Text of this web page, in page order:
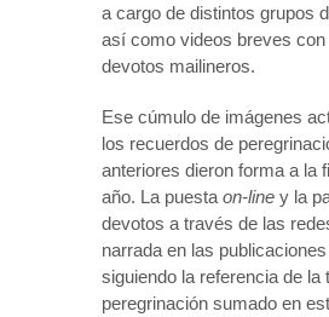
a cargo de distintos grupos
así como videos breves
devotos mailineros.
Ese cúmulo de imágenes
los recuerdos de
anteriores dieron forma a la
año. La puesta on-line y la
devotos a través de las
narrada en las
siguiendo la referencia de la
peregrinación sumado en